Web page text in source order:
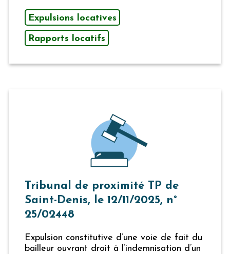
Expulsions locatives
Rapports locatifs
Tribunal de proximité TP de
Saint-Denis, le 12/11/2025, n°
25/02448
Expulsion constitutive d’une voie de fait du
bailleur ouvrant droit à l’indemnisation d’un